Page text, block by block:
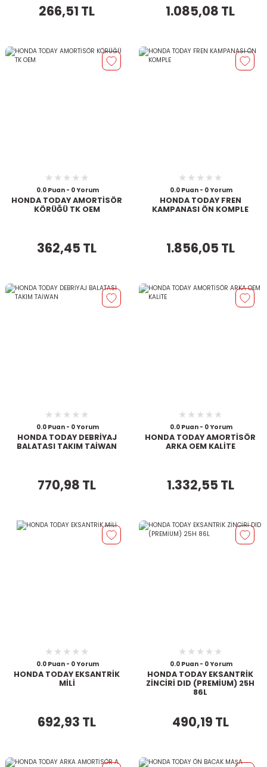
266,51 TL 1.085,08 TL
0.0 Puan - 0 Yorum
HONDA TODAY AMORTİSÖR
KÖRÜĞÜ TK OEM
362,45 TL
0.0 Puan - 0 Yorum
HONDA TODAY FREN
KAMPANASI ÖN KOMPLE
1.856,05 TL
0.0 Puan - 0 Yorum
HONDA TODAY DEBRİYAJ
BALATASI TAKIM TAİWAN
770,98 TL
0.0 Puan - 0 Yorum
HONDA TODAY AMORTİSÖR
ARKA OEM KALİTE
1.332,55 TL
0.0 Puan - 0 Yorum
HONDA TODAY EKSANTRİK
MİLİ
692,93 TL
0.0 Puan - 0 Yorum
HONDA TODAY EKSANTRİK
ZİNCİRİ DID (PREMİUM) 25H
86L
490,19 TL